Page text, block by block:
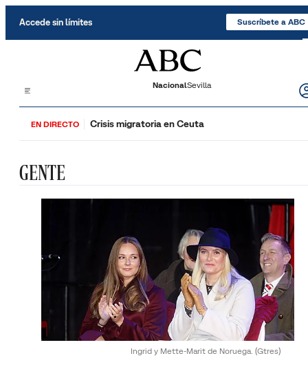
Accede sin límites Suscríbete a ABC
NacionalSevilla
EN DIRECTO Crisis migratoria en Ceuta
GENTE
Ingrid y Mette-Marit de Noruega. (Gtres)